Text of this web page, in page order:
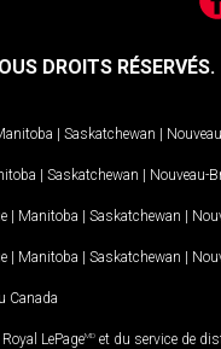
DROITS RÉSERVÉS.
| Saskatchewan |
| Saskatchewan | Nouveau-
| Manitoba | Saskatchewan |
| Manitoba | Saskatchewan |
Canada
LePageMD et du service de